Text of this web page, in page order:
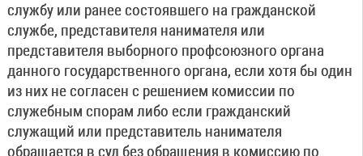
службу или ранее состоявшего на гражданской
службе, представителя нанимателя или
представителя выборного профсоюзного органа
данного государственного органа, если хотя бы один
из них не согласен с решением комиссии по
служебным спорам либо если гражданский
служащий или представитель нанимателя
обращается в суд без обращения в комиссию по